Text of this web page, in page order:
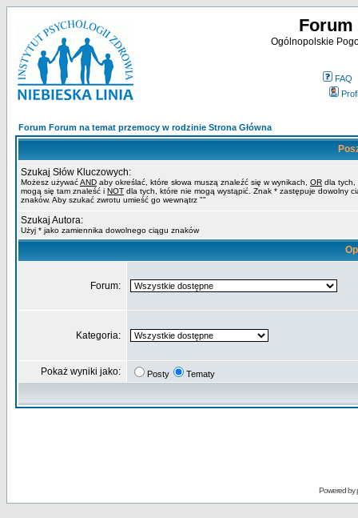
Forum
Ogólnopolskie
FAQ
Forum Forum na temat przemocy w rodzinie Strona Główna
Szukaj Słów Kluczowych:
Możesz używaćAND aby określać, które słowa muszą znaleźć się w wynikach, OR dla tych,
mogą się tam znaleść i NOT dla tych, które nie mogą wystąpić. Znak * zastępuje dowolny
znaków. Aby szukać zwrotu umieść go wewnątrz ""
Szukaj Autora:
Użyj * jako zamiennika dowolnego ciągu znaków
Forum:
Kategoria:
Pokaż wyniki jako: Posty Tematy
Powered by